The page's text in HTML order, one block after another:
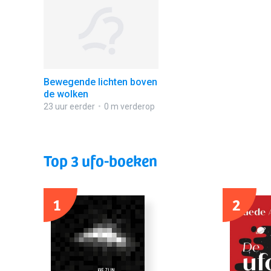
Bewegende lichten boven
de wolken
23 uur eerder 0 m verderop
Top 3 ufo-boeken
1
2